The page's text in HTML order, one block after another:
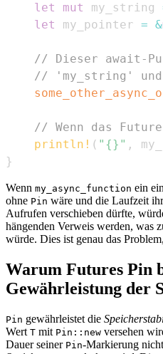
let
mut my_string
let
my_pointer = &
// Dieser await-
// 'my_string' und
// Wenn das
println! ( "{}" ,
}
Wenn my_async_function ein
ohne Pin wäre und die Laufzeit
Aufrufen verschieben dürfte,
hängenden Verweis werden, was
würde. Dies ist genau das
Warum Futures Pin
Gewährleistung der
Pin gewährleistet die
Wert T mit Pin::new versehen
Dauer seiner Pin-Markierung nicht